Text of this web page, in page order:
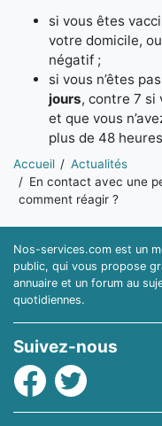
si vous êtes
votre domicile,
négatif ;
si vous n’êtes
jours, contre 7 si
et que vous
plus de 48
Vous êtes ici:
Accueil
Actualités
En contact avec une
comment réagir ?
Nos-services.com est un
public, qui vous propose
annuaire et un forum au
quotidiennes.
Suivez-nous
Facebook
Twitter